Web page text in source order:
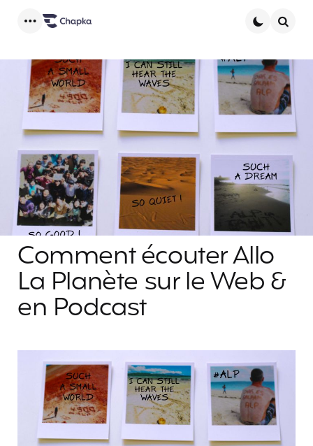
Comment écouter Allo
La Planète sur le Web &
en Podcast